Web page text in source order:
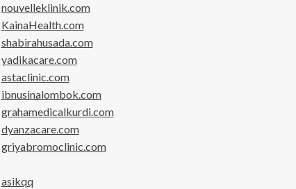
nouvelleklinik.com
KainaHealth.com
shabirahusada.com
yadikacare.com
astaclinic.com
ibnusinalombok.com
grahamedicalkurdi.com
dyanzacare.com
griyabromoclinic.com
asikqq